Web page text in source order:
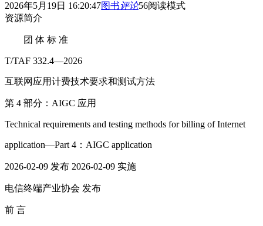
2026年5月19日 16:20:47图书评论56阅读模式
资源简介
团 体 标 准
T/TAF 332.4—2026
互联网应用计费技术要求和测试方法
第 4 部分：AIGC 应用
Technical requirements and testing methods for billing of Internet
application—Part 4：AIGC application
2026-02-09 发布 2026-02-09 实施
电信终端产业协会 发布
前 言